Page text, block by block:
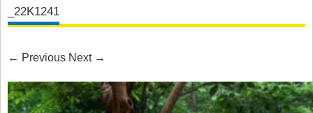
_22K1241
← Previous Next →